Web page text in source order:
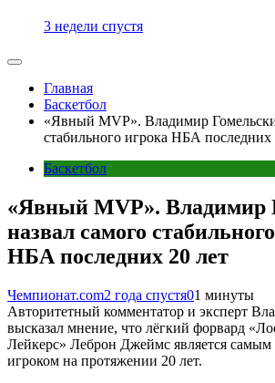
3 недели спустя
Главная
Баскетбол
«Явный MVP». Владимир
стабильного игрока НБА последних
Баскетбол
«Явный MVP». Владимир
назвал самого
НБА последних 20 лет
Чемпионат.com2 года спустя01 минуты
Авторитетный комментатор и эксперт
высказал мнение, что лёгкий форвард
Лейкерс» Леброн Джеймс является
игроком на протяжении 20 лет.